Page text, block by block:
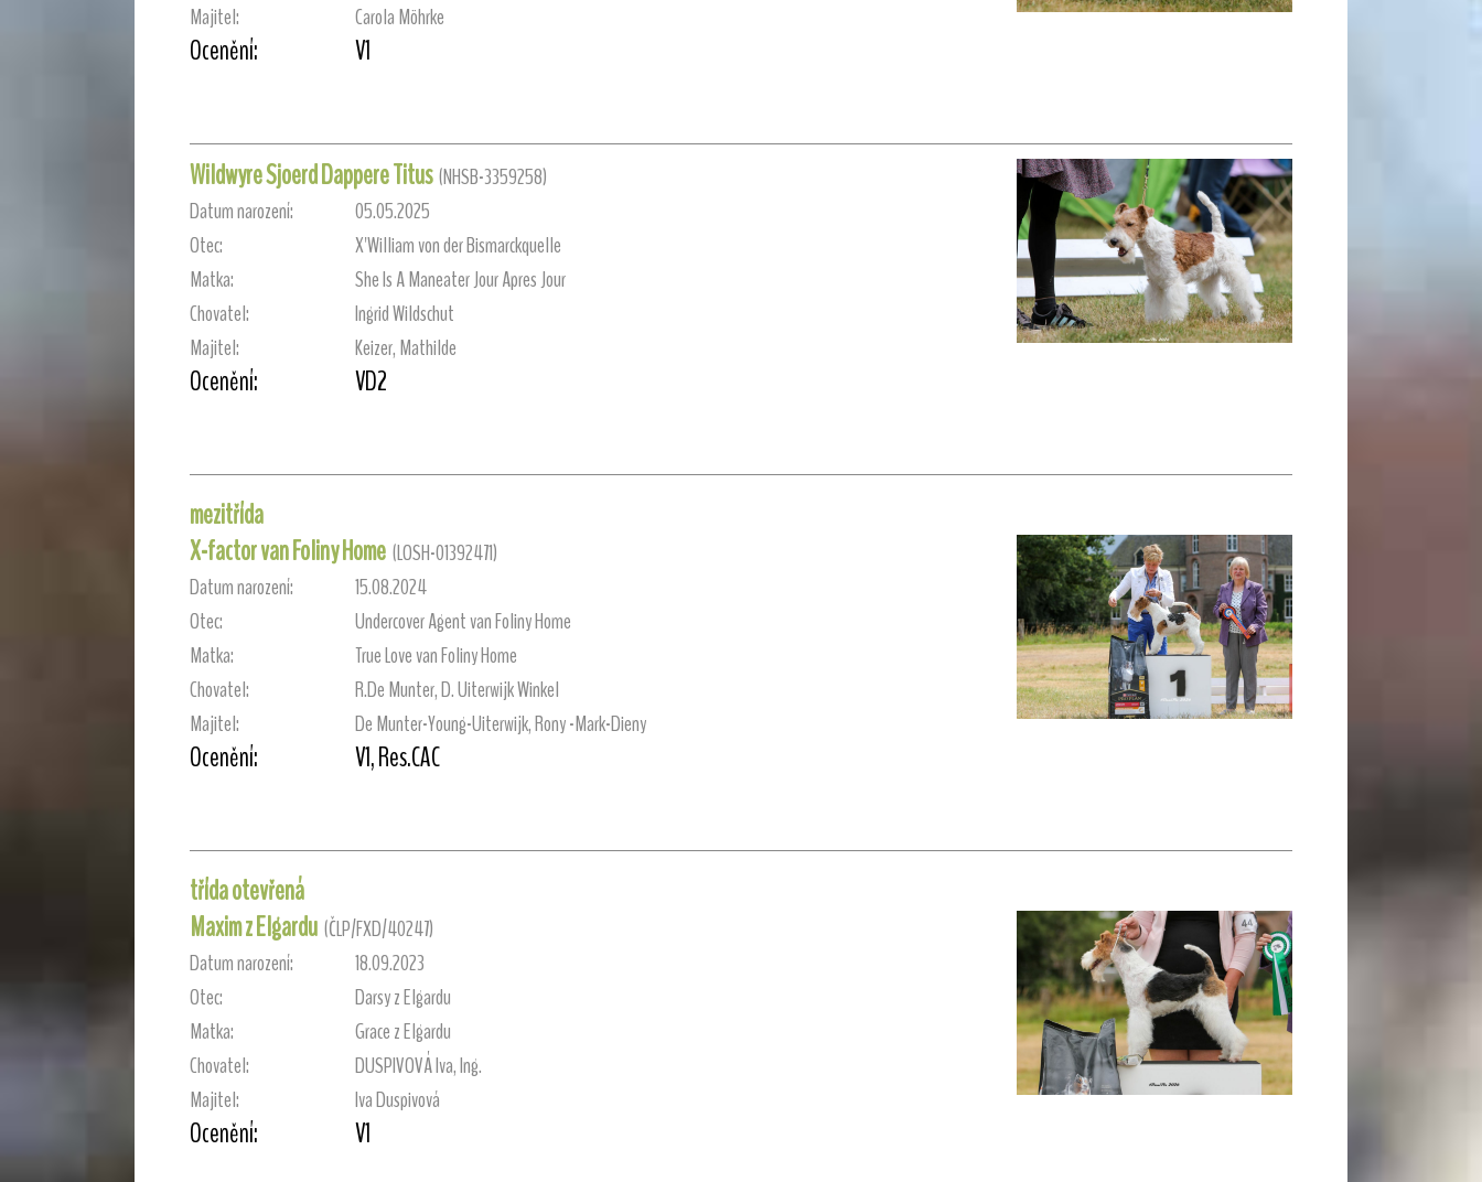
Majitel:
Carola Möhrke
Ocenění: V1
Wildwyre Sjoerd Dappere Titus (NHSB-3359258)
Datum narození:
05.05.2025
Otec:
X'William von der Bismarckquelle
Matka:
She Is A Maneater Jour Apres Jour
Chovatel:
Ingrid Wildschut
Majitel:
Keizer, Mathilde
Ocenění: VD2
mezitřída
X-factor van Foliny Home (LOSH-01392471)
Datum narození:
15.08.2024
Otec:
Undercover Agent van Foliny Home
Matka:
True Love van Foliny Home
Chovatel:
R.De Munter, D. Uiterwijk Winkel
Majitel:
De Munter-Young-Uiterwijk, Rony -Mark-Dieny
Ocenění: V1, Res.CAC
třída otevřená
Maxim z Elgardu (ČLP/FXD/40247)
Datum narození:
18.09.2023
Otec:
Darsy z Elgardu
Matka:
Grace z Elgardu
Chovatel:
DUSPIVOVÁ Iva, Ing.
Majitel:
Iva Duspivová
Ocenění: V1